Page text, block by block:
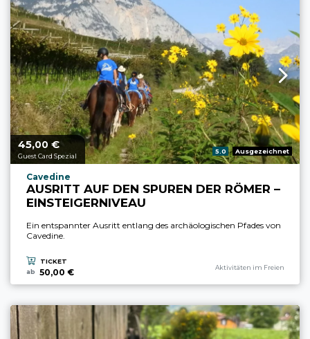
aria.price_from_prefix
45,00 €
Guest Card Spezial
aria.rating_prefix:
5.0 Ausgezeichnet
aria.experience_location_prefix
Cavedine
AUSRITT AUF DEN SPUREN DER RÖMER –
EINSTEIGERNIVEAU
Ein entspannter Ausritt entlang des archäologischen Pfades von
Cavedine.
TICKET
ab
50,00 € Aktivitäten im Freien